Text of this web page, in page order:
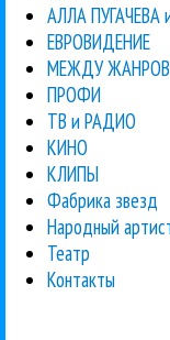
АЛЛА ПУГАЧЕВА
ЕВРОВИДЕНИЕ
МЕЖДУ ЖАНРОВ
ПРОФИ
ТВ и РАДИО
КИНО
КЛИПЫ
Фабрика звезд
Народный
Театр
Контакты